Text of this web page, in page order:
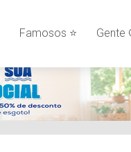
Famosos ⭐️ Gente